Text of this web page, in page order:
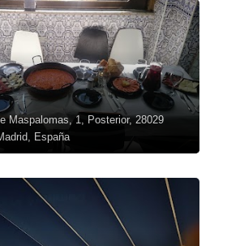
Maspalomas, 1, Posterior, 28029
España